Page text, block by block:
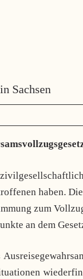
Sachsen
haben.
zum
an dem